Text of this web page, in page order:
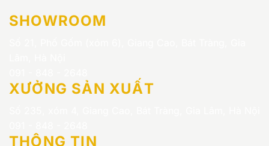
SHOWROOM
XƯỞNG SẢN XUẤT
THÔNG TIN